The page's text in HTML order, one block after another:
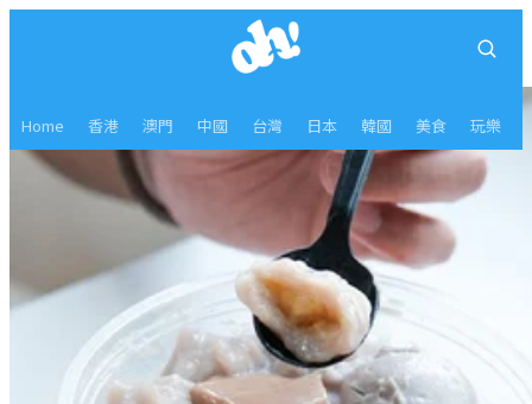
Home 香港 澳門 中國 台灣 日本 韓國 美食 玩樂